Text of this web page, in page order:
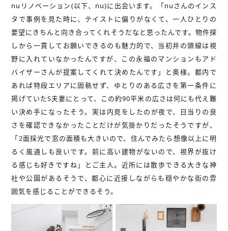
nuリノベーション(以下、nu)に出会います。「nuさんのインス
タで事例を見た時に、テイストに偏りがなくて、一人ひとりの
要望にきちんと向き合ってくれそうだなと思ったんです。物件探
しから一貫してお願いできるのも魅力的で、当初井の頭線は視
野に入れていなかったんですが、この永福のマンションもアド
バイザーさんが提案してくれて決めたんです」と奥様。都内で
あれば特段エリアに固執せず、ゆとりのある広さを第一条件に
掲げていたS夫妻にとって、この約90平米の広さは何にも代え難
い決め手になったそう。実は内見をしたのが夜で、日当りの良
さを確認できなかったことだけが気掛かりだったそうですが、
「2面採光で窓の面積も大きいので、住んでみたら想像以上に明
るく風通しも良いです。前に高い建物がないので、視界が抜け
る感じも好きですね」とご主人。近所には散歩できる大きな神
社や公園があるそうで、都心に近接しながらも穏やかな街の雰
囲気を感じることができるそう。